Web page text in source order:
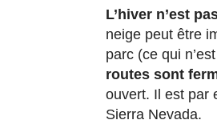
L’hiver n’est
neige peut être
parc (ce qui
routes sont
ouvert. Il est par
Sierra Nevada.